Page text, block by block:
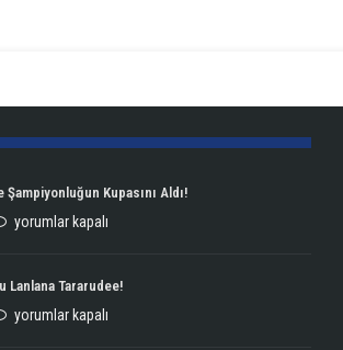
Kupasını Aldı!
ENKA
Çifte
Şampiyonluğun
yorumlar kapalı
Lanlana Tararudee!
ENKA
yorumlar kapalı